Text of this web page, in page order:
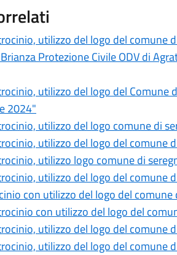
utilizzo del logo del comune
Protezione Civile ODV di
utilizzo del logo del Comune
2024"
utilizzo del logo comune di
utilizzo del logo del comune
utilizzo logo comune di
utilizzo del logo del comune
con utilizzo del logo del
con utilizzo del logo del
utilizzo del logo del comune
utilizzo del logo del comune